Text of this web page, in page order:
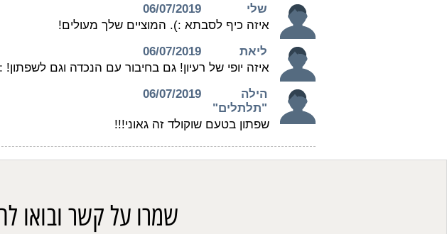
שמרו על קשר ובואו